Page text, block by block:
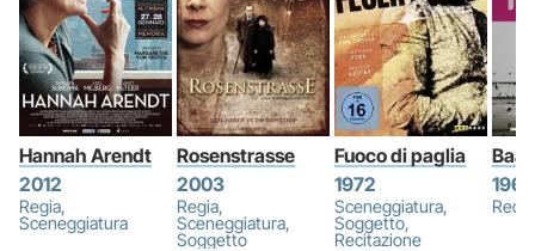
Hannah Arendt
2012
Regia,
Sceneggiatura
Rosenstrasse
2003
Regia,
Sceneggiatura,
Soggetto
Fuoco di paglia
1972
Sceneggiatura,
Soggetto,
Recitazione
Baal
1969